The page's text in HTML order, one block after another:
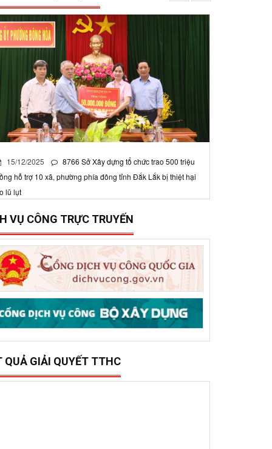
Xây dựng tổ chức trao 500 triệu đồng hỗ trợ 10
phường phía đông tỉnh Đắk Lắk bị thiệt hại do lũ
VỤ CÔNG TRỰC TRUYẾN